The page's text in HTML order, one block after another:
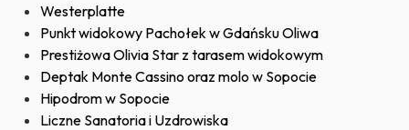
Westerplatte
Punkt widokowy Pachołek w Gdańsku Oliwa
Prestiżowa Olivia Star z tarasem widokowym
Deptak Monte Cassino oraz molo w Sopocie
Hipodrom w Sopocie
Liczne Sanatoria i Uzdrowiska